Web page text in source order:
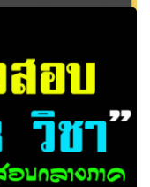
เด็กนักเรียน สอน